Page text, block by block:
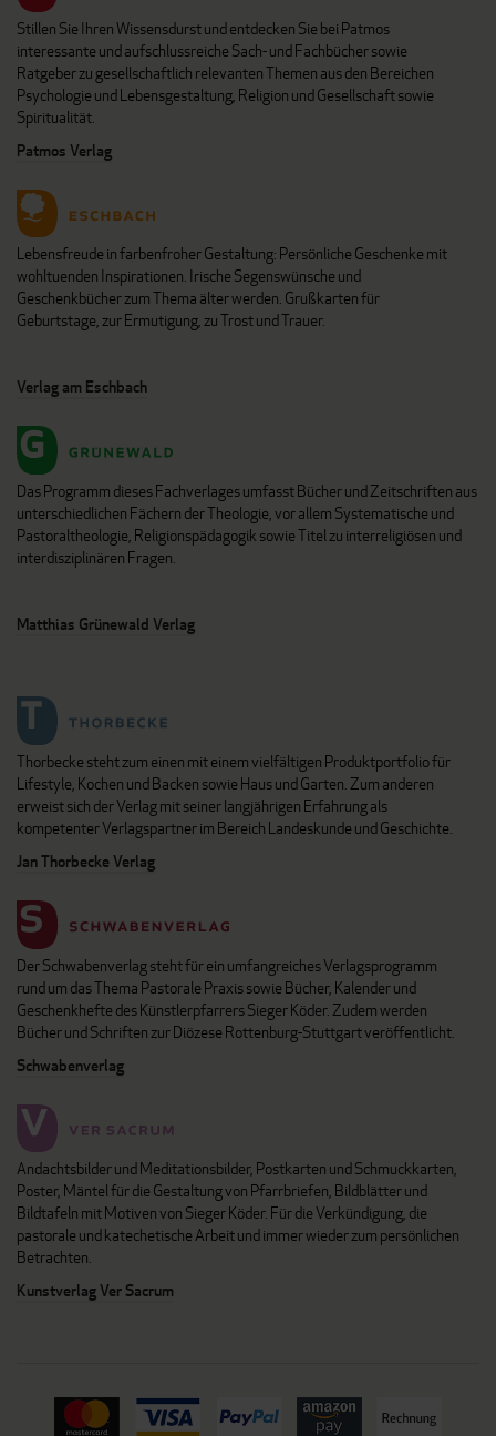
Stillen Sie Ihren Wissensdurst und entdecken Sie bei Patmos
interessante und aufschlussreiche Sach- und Fachbücher sowie
Ratgeber zu gesellschaftlich relevanten Themen aus den Bereichen
Psychologie und Lebensgestaltung, Religion und Gesellschaft sowie
Spiritualität.
Patmos Verlag
Lebensfreude in farbenfroher Gestaltung: Persönliche Geschenke mit
wohltuenden Inspirationen. Irische Segenswünsche und
Geschenkbücher zum Thema älter werden. Grußkarten für
Geburtstage, zur Ermutigung, zu Trost und Trauer.
Verlag am Eschbach
Das Programm dieses Fachverlages umfasst Bücher und Zeitschriften aus
unterschiedlichen Fächern der Theologie, vor allem Systematische und
Pastoraltheologie, Religionspädagogik sowie Titel zu interreligiösen und
interdisziplinären Fragen.
Matthias Grünewald Verlag
Thorbecke steht zum einen mit einem vielfältigen Produktportfolio für
Lifestyle, Kochen und Backen sowie Haus und Garten. Zum anderen
erweist sich der Verlag mit seiner langjährigen Erfahrung als
kompetenter Verlagspartner im Bereich Landeskunde und Geschichte.
Jan Thorbecke Verlag
Der Schwabenverlag steht für ein umfangreiches Verlagsprogramm
rund um das Thema Pastorale Praxis sowie Bücher, Kalender und
Geschenkhefte des Künstlerpfarrers Sieger Köder. Zudem werden
Bücher und Schriften zur Diözese Rottenburg-Stuttgart veröffentlicht.
Schwabenverlag
Andachtsbilder und Meditationsbilder, Postkarten und Schmuckkarten,
Poster, Mäntel für die Gestaltung von Pfarrbriefen, Bildblätter und
Bildtafeln mit Motiven von Sieger Köder. Für die Verkündigung, die
pastorale und katechetische Arbeit und immer wieder zum persönlichen
Betrachten.
Kunstverlag Ver Sacrum